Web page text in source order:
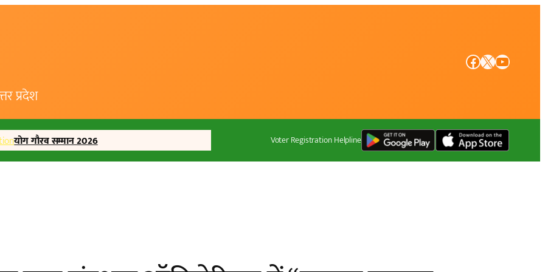
प्रदेश
Facebook X YouTube
योग गौरव सम्मान 2026 Voter Registration Helpline